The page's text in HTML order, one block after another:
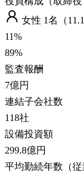
女性 1名（
11%
89%
監査報酬
7億円
連結子会社数
118社
設備投資額
299.8億円
平均勤続年数（従